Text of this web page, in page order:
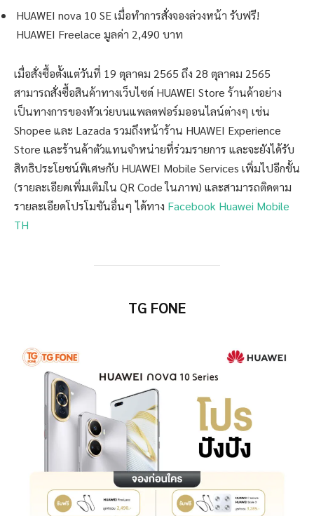
HUAWEI nova 10 SE เมื่อทำการสั่งจองล่วงหน้า รับฟรี!
HUAWEI Freelace มูลค่า 2,490 บาท
เมื่อสั่งซื้อตั้งแต่วันที่ 19 ตุลาคม 2565 ถึง 28 ตุลาคม 2565
สามารถสั่งซื้อสินค้าทางเว็บไซต์ HUAWEI Store ร้านค้าอย่าง
เป็นทางการของหัวเว่ยบนแพลตฟอร์มออนไลน์ต่างๆ เช่น
Shopee และ Lazada รวมถึงหน้าร้าน HUAWEI Experience
Store และร้านค้าตัวแทนจำหน่ายที่ร่วมรายการ และจะยังได้รับ
สิทธิประโยชน์พิเศษกับ HUAWEI Mobile Services เพิ่มไปอีกขั้น
(รายละเอียดเพิ่มเติมใน QR Code ในภาพ) และสามารถติดตาม
รายละเอียดโปรโมชันอื่นๆ ได้ทาง Facebook Huawei Mobile
TH
TG FONE